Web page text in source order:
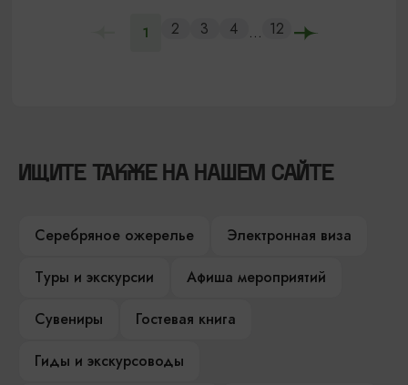
1 2 3 4 ... 12
ИЩИТЕ ТАКЖЕ НА НАШЕМ САЙТЕ
Серебряное ожерелье
Электронная виза
Туры и экскурсии
Афиша мероприятий
Сувениры
Гостевая книга
Гиды и экскурсоводы